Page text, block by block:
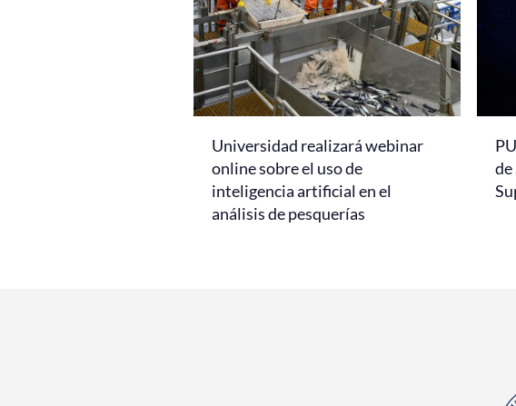
Universidad realizará webinar
online sobre el uso de
inteligencia artificial en el
análisis de pesquerías
de